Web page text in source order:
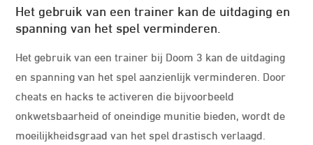
Het gebruik van een trainer kan de uitdaging en
spanning van het spel verminderen.
Het gebruik van een trainer bij Doom 3 kan de uitdaging
en spanning van het spel aanzienlijk verminderen. Door
cheats en hacks te activeren die bijvoorbeeld
onkwetsbaarheid of oneindige munitie bieden, wordt de
moeilijkheidsgraad van het spel drastisch verlaagd.